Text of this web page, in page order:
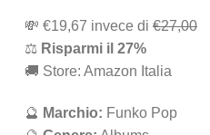
💸 ‎€19,67 i‎nv‎ec‎e ‎di‎ €27,00
⚖️ R‎is‎pa‎rm‎i ‎il‎ 27%
🚚 Store: Amazon Italia
🔮 Marchio: Funko Pop